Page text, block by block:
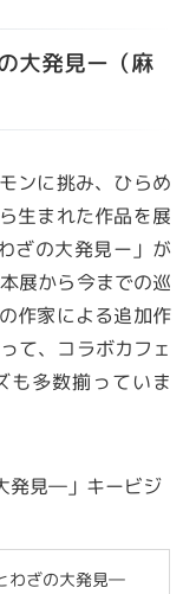
大発見ー（麻
ンに挑み、ひらめ
生まれた作品を展
ざの大発見ー」が
展から今までの巡
作家による追加作
て、コラボカフェ
も多数揃っていま
わざの大発見―